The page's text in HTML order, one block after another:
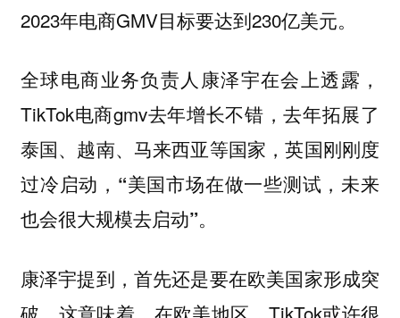
2023年电商GMV目标要达到230亿美元。
全球电商业务负责人康泽宇在会上透露，
TikTok电商gmv去年增长不错，去年拓展了
泰国、越南、马来西亚等国家，英国刚刚度
过冷启动， “美国市场在做一些测试，未来
也会很大规模去启动”。
康泽宇提到，首先还是要在欧美国家形成突
破。这意味着，在欧美地区，TikTok或许很